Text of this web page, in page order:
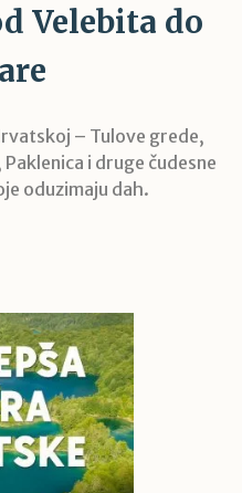
Velebita do
– Tulove grede,
i druge čudesne
oduzimaju dah.